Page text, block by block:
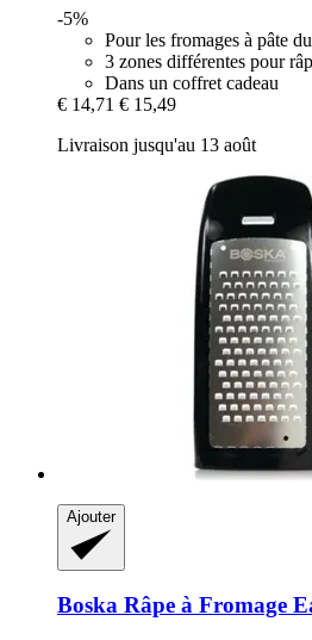
-5%
Pour les fromages à pâte
3 zones différentes pour
Dans un coffret cadeau
€ 14,71 € 15,49
Livraison jusqu'au 13 août
Ajouter
Boska Râpe à Fromage